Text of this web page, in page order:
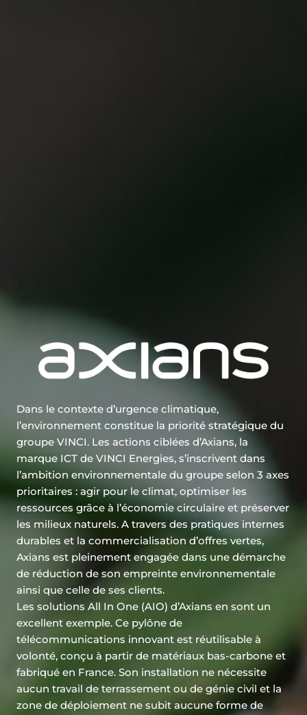
Dans le contexte d’urgence climatique,
l’environnement constitue la priorité stratégique du
groupe VINCI. Les actions ciblées d’Axians, la
marque ICT de VINCI Energies, s’inscrivent dans
l’ambition environnementale du groupe selon 3 axes
prioritaires : agir pour le climat, optimiser les
ressources grâce à l’économie circulaire et préserver
les milieux naturels. A travers des pratiques internes
durables et la commercialisation d’offres vertes,
Axians est pleinement engagée dans une démarche
de réduction de son empreinte environnementale
ainsi que celle de ses clients.
Les solutions All In One (AIO) d’Axians en sont un
excellent exemple. Ce pylône de
télécommunications innovant est réutilisable à
volonté, conçu à partir de matériaux bas-carbone et
fabriqué en France. Son installation ne nécessite
aucun travail de terrassement ou de génie civil et la
zone de déploiement ne subit aucune forme de